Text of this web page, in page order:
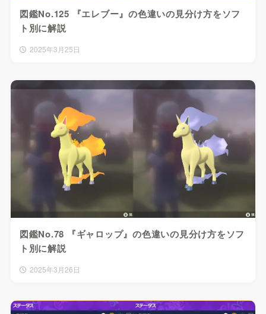
図鑑No.125 『エレブー』の色違いの見分け方をソフ
ト別に解説
2025年3月25日
図鑑No.78 『ギャロップ』の色違いの見分け方をソフ
ト別に解説
2025年3月26日